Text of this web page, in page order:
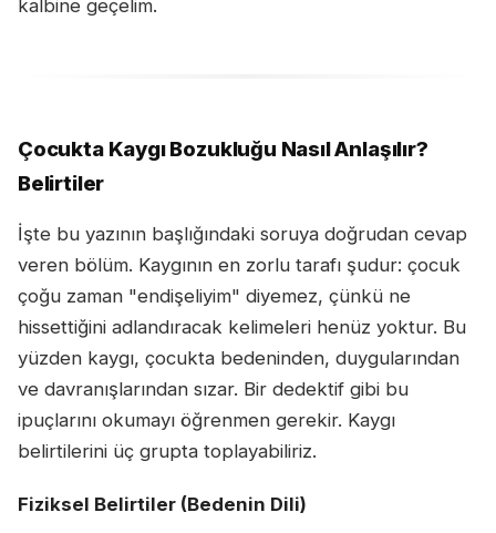
kalbine geçelim.
Çocukta Kaygı Bozukluğu Nasıl Anlaşılır?
Belirtiler
İşte bu yazının başlığındaki soruya doğrudan cevap
veren bölüm. Kaygının en zorlu tarafı şudur: çocuk
çoğu zaman "endişeliyim" diyemez, çünkü ne
hissettiğini adlandıracak kelimeleri henüz yoktur. Bu
yüzden kaygı, çocukta bedeninden, duygularından
ve davranışlarından sızar. Bir dedektif gibi bu
ipuçlarını okumayı öğrenmen gerekir. Kaygı
belirtilerini üç grupta toplayabiliriz.
Fiziksel Belirtiler (Bedenin Dili)